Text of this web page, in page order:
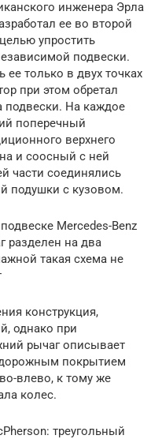
инженера Эрла
ее во второй
упростить
подвески.
только в двух точках
при этом об­ре­тал
подвески. На каждое
поперечный
верхнего
и соосный с ней
части соеди­ня­лись
подушки с кузовом.
Mercedes-Benz
разделен на два
такая схема не
конструкция,
однако при
рычаг описывает
дорожным покрытием
влево, к тому же
колес.
треугольный